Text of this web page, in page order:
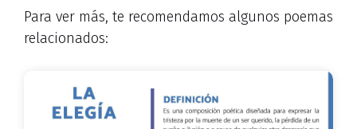
Para ver más, te recomendamos algunos poemas
relacionados: